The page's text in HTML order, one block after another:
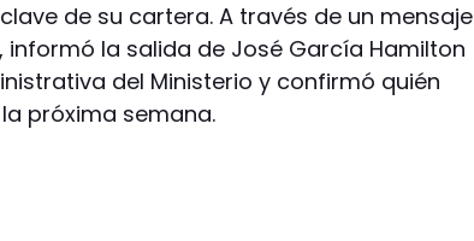
de su cartera. A través de un mensaje
informó la salida de José García Hamilton
del Ministerio y confirmó quién
próxima semana.